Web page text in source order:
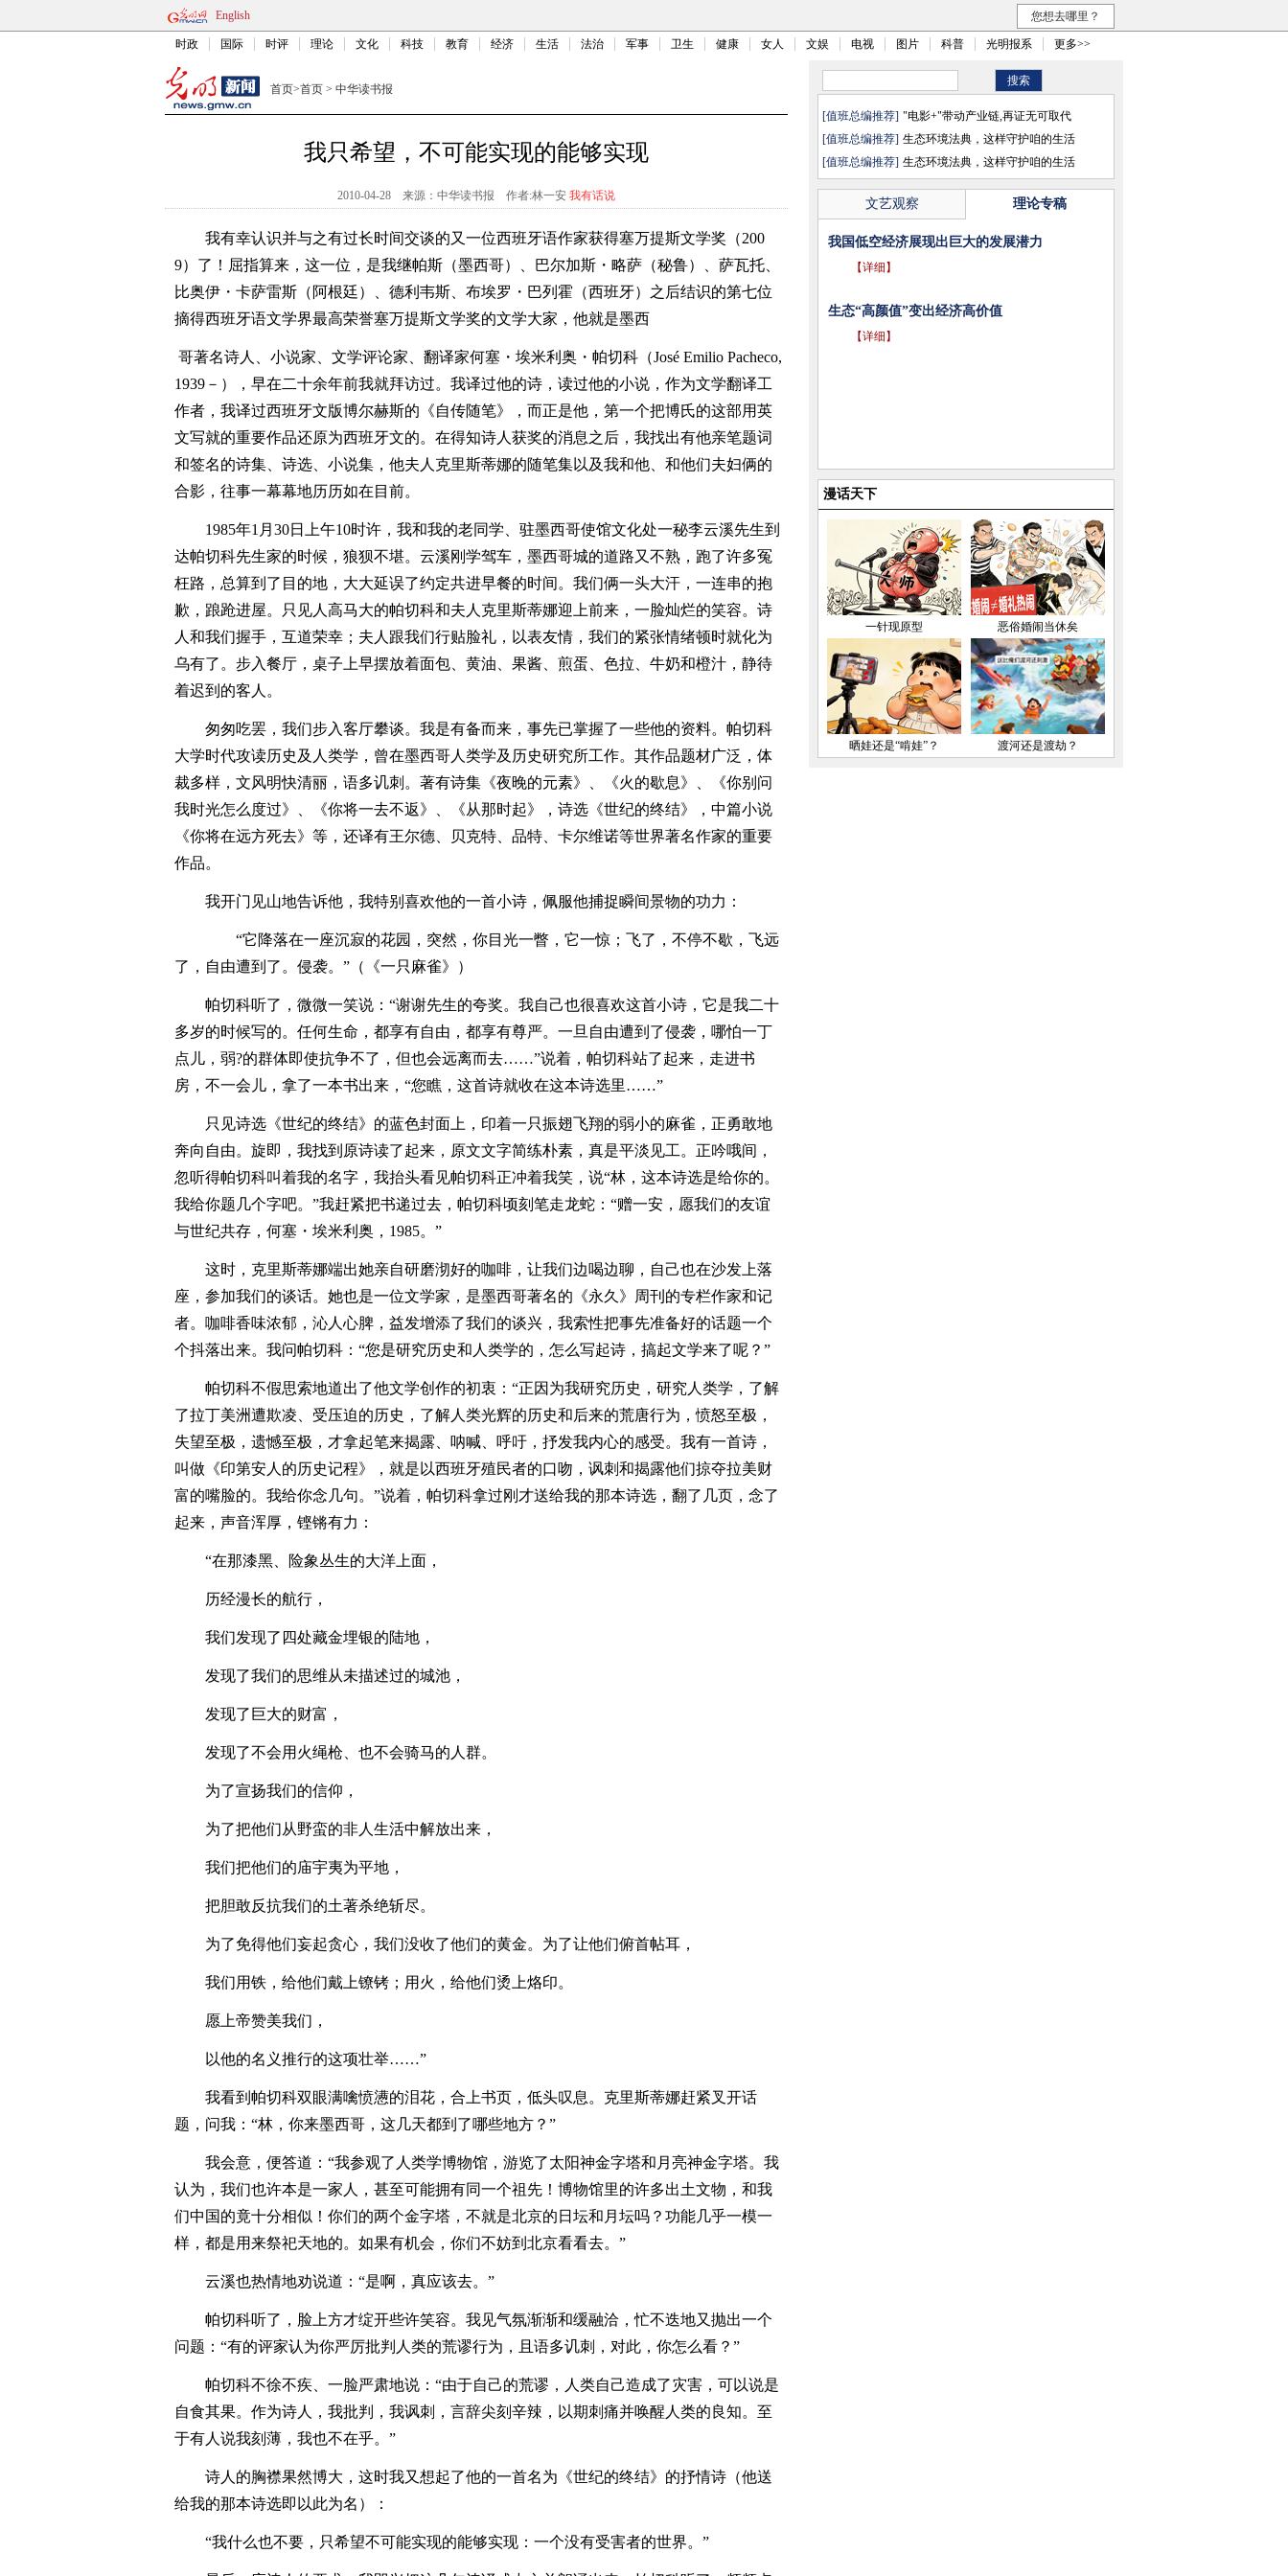
English 您想去哪里？
时政 国际 时评 理论 文化 科技 教育 经济 生活 法治 军事 卫生 健康 女人 文娱 电视 图片 科普 光明报系 更多>>
首页>首页 > 中华读书报
我只希望，不可能实现的能够实现
2010-04-28 来源：中华读书报 作者:林一安 我有话说
我有幸认识并与之有过长时间交谈的又一位西班牙语作家获得塞万提斯文学奖（200
9）了！屈指算来，这一位，是我继帕斯（墨西哥）、巴尔加斯・略萨（秘鲁）、萨瓦托、
比奥伊・卡萨雷斯（阿根廷）、德利韦斯、布埃罗・巴列霍（西班牙）之后结识的第七位
摘得西班牙语文学界最高荣誉塞万提斯文学奖的文学大家，他就是墨西
哥著名诗人、小说家、文学评论家、翻译家何塞・埃米利奥・帕切科（José Emilio Pacheco,
1939－），早在二十余年前我就拜访过。我译过他的诗，读过他的小说，作为文学翻译工
作者，我译过西班牙文版博尔赫斯的《自传随笔》，而正是他，第一个把博氏的这部用英
文写就的重要作品还原为西班牙文的。在得知诗人获奖的消息之后，我找出有他亲笔题词
和签名的诗集、诗选、小说集，他夫人克里斯蒂娜的随笔集以及我和他、和他们夫妇俩的
合影，往事一幕幕地历历如在目前。
1985年1月30日上午10时许，我和我的老同学、驻墨西哥使馆文化处一秘李云溪先生到
达帕切科先生家的时候，狼狈不堪。云溪刚学驾车，墨西哥城的道路又不熟，跑了许多冤
枉路，总算到了目的地，大大延误了约定共进早餐的时间。我们俩一头大汗，一连串的抱
歉，踉跄进屋。只见人高马大的帕切科和夫人克里斯蒂娜迎上前来，一脸灿烂的笑容。诗
人和我们握手，互道荣幸；夫人跟我们行贴脸礼，以表友情，我们的紧张情绪顿时就化为
乌有了。步入餐厅，桌子上早摆放着面包、黄油、果酱、煎蛋、色拉、牛奶和橙汁，静待
着迟到的客人。
匆匆吃罢，我们步入客厅攀谈。我是有备而来，事先已掌握了一些他的资料。帕切科
大学时代攻读历史及人类学，曾在墨西哥人类学及历史研究所工作。其作品题材广泛，体
裁多样，文风明快清丽，语多讥刺。著有诗集《夜晚的元素》、《火的歇息》、《你别问
我时光怎么度过》、《你将一去不返》、《从那时起》，诗选《世纪的终结》，中篇小说
《你将在远方死去》等，还译有王尔德、贝克特、品特、卡尔维诺等世界著名作家的重要
作品。
我开门见山地告诉他，我特别喜欢他的一首小诗，佩服他捕捉瞬间景物的功力：
“它降落在一座沉寂的花园，突然，你目光一瞥，它一惊；飞了，不停不歇，飞远
了，自由遭到了。侵袭。”（《一只麻雀》）
帕切科听了，微微一笑说：“谢谢先生的夸奖。我自己也很喜欢这首小诗，它是我二十
多岁的时候写的。任何生命，都享有自由，都享有尊严。一旦自由遭到了侵袭，哪怕一丁
点儿，弱?的群体即使抗争不了，但也会远离而去……”说着，帕切科站了起来，走进书
房，不一会儿，拿了一本书出来，“您瞧，这首诗就收在这本诗选里……”
只见诗选《世纪的终结》的蓝色封面上，印着一只振翅飞翔的弱小的麻雀，正勇敢地
奔向自由。旋即，我找到原诗读了起来，原文文字简练朴素，真是平淡见工。正吟哦间，
忽听得帕切科叫着我的名字，我抬头看见帕切科正冲着我笑，说“林，这本诗选是给你的。
我给你题几个字吧。”我赶紧把书递过去，帕切科顷刻笔走龙蛇：“赠一安，愿我们的友谊
与世纪共存，何塞・埃米利奥，1985。”
这时，克里斯蒂娜端出她亲自研磨沏好的咖啡，让我们边喝边聊，自己也在沙发上落
座，参加我们的谈话。她也是一位文学家，是墨西哥著名的《永久》周刊的专栏作家和记
者。咖啡香味浓郁，沁人心脾，益发增添了我们的谈兴，我索性把事先准备好的话题一个
个抖落出来。我问帕切科：“您是研究历史和人类学的，怎么写起诗，搞起文学来了呢？”
帕切科不假思索地道出了他文学创作的初衷：“正因为我研究历史，研究人类学，了解
了拉丁美洲遭欺凌、受压迫的历史，了解人类光辉的历史和后来的荒唐行为，愤怒至极，
失望至极，遗憾至极，才拿起笔来揭露、呐喊、呼吁，抒发我内心的感受。我有一首诗，
叫做《印第安人的历史记程》，就是以西班牙殖民者的口吻，讽刺和揭露他们掠夺拉美财
富的嘴脸的。我给你念几句。”说着，帕切科拿过刚才送给我的那本诗选，翻了几页，念了
起来，声音浑厚，铿锵有力：
“在那漆黑、险象丛生的大洋上面，
历经漫长的航行，
我们发现了四处藏金埋银的陆地，
发现了我们的思维从未描述过的城池，
发现了巨大的财富，
发现了不会用火绳枪、也不会骑马的人群。
为了宣扬我们的信仰，
为了把他们从野蛮的非人生活中解放出来，
我们把他们的庙宇夷为平地，
把胆敢反抗我们的土著杀绝斩尽。
为了免得他们妄起贪心，我们没收了他们的黄金。为了让他们俯首帖耳，
我们用铁，给他们戴上镣铐；用火，给他们烫上烙印。
愿上帝赞美我们，
以他的名义推行的这项壮举……”
我看到帕切科双眼满噙愤懑的泪花，合上书页，低头叹息。克里斯蒂娜赶紧叉开话
题，问我：“林，你来墨西哥，这几天都到了哪些地方？”
我会意，便答道：“我参观了人类学博物馆，游览了太阳神金字塔和月亮神金字塔。我
认为，我们也许本是一家人，甚至可能拥有同一个祖先！博物馆里的许多出土文物，和我
们中国的竟十分相似！你们的两个金字塔，不就是北京的日坛和月坛吗？功能几乎一模一
样，都是用来祭祀天地的。如果有机会，你们不妨到北京看看去。”
云溪也热情地劝说道：“是啊，真应该去。”
帕切科听了，脸上方才绽开些许笑容。我见气氛渐渐和缓融洽，忙不迭地又抛出一个
问题：“有的评家认为你严厉批判人类的荒谬行为，且语多讥刺，对此，你怎么看？”
帕切科不徐不疾、一脸严肃地说：“由于自己的荒谬，人类自己造成了灾害，可以说是
自食其果。作为诗人，我批判，我讽刺，言辞尖刻辛辣，以期刺痛并唤醒人类的良知。至
于有人说我刻薄，我也不在乎。”
诗人的胸襟果然博大，这时我又想起了他的一首名为《世纪的终结》的抒情诗（他送
给我的那本诗选即以此为名）：
“我什么也不要，只希望不可能实现的能够实现：一个没有受害者的世界。”
[值班总编推荐] "电影+"带动产业链,再证无可取代
[值班总编推荐] 生态环境法典，这样守护咱的生活
[值班总编推荐] 生态环境法典，这样守护咱的生活
文艺观察 理论专稿
我国低空经济展现出巨大的发展潜力
【详细】
生态“高颜值”变出经济高价值
【详细】
漫话天下
一针现原型 恶俗婚闹当休矣
晒娃还是“啃娃”？ 渡河还是渡劫？